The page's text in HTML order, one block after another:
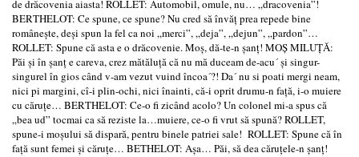
de drăcovenia aiasta! ROLLET: Automobil, omule, nu… „dracovenia”!
BERTHELOT: Ce spune, ce spune? Nu cred să învăţ prea repede bine
româneşte, deşi spun la fel ca noi „merci”, „deja”, „dejun”, „pardon”…
ROLLET: Spune că asta e o drăcovenie. Moş, dă-te-n şanţ! MOŞ MILUŢĂ:
Păi şi în şanţ e careva, crez mătăluţă că nu mă duceam de-acu´ şi singur-
singurel în gios când v-am vezut vuind încoa´?! Da´ nu si poati mergi neam,
nici pi margini, cî-i plin-ochi, nici înainti, că-i oprit drumu-n faţă, i-o muiere
cu căruţe… BERTHELOT: Ce-o fi zicând acolo? Un colonel mi-a spus că
„bea ud” tocmai ca să reziste la…muiere, ce-o fi vrut să spună? ROLLET,
spune-i moşului să dispară, pentru binele patriei sale! ROLLET: Spune că în
faţă sunt femei şi căruţe… BETHELOT: Aşa… Păi, să dea căruţele-n şanţ!